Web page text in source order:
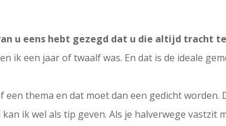
u eens hebt gezegd dat u die altijd tracht
ik een jaar of twaalf was. En dat is de ideale
thema en dat moet dan een gedicht
ik wel als tip geven. Als je halverwege